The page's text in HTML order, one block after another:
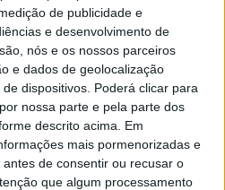
de publicidade e
e desenvolvimento de
nós e os nossos parceiros
e dados de geolocalização
dispositivos. Poderá clicar para
nossa parte e pela parte dos
descrito acima. Em
mais pormenorizadas e
de consentir ou recusar o
que algum processamento
vir para cá”.
Entretenimento
estudio
Videojogos